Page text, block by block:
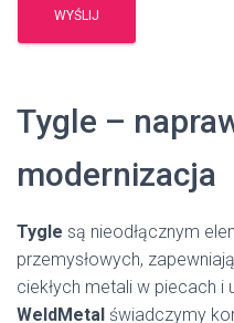
Tygle –
modernizacja
Tygle są nieodłącznym
przemysłowych,
ciekłych metali w piecach i
WeldMetal świadczymy